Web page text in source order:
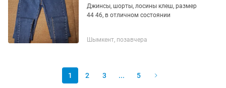
Джинсы, шорты, лосины клеш, размер
44 46, в отличном состоянии
Шымкент, позавчера
1 2 3 ... 5